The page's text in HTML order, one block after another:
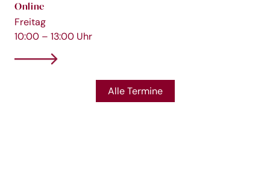
Online
Freitag
10:00 – 13:00 Uhr
Alle Termine